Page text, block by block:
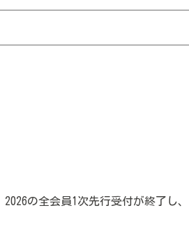
2026の全会員1次先行受付が終了し、